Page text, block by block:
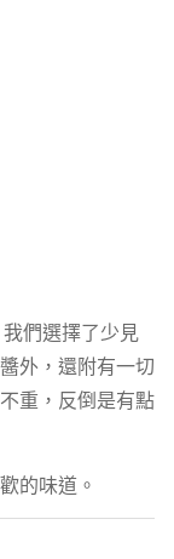
們選擇了少見
外，還附有一切
重，反倒是有點
的味道。